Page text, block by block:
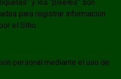
y los “píxeles” son
para registrar información
el Sitio.
personal mediante el uso de